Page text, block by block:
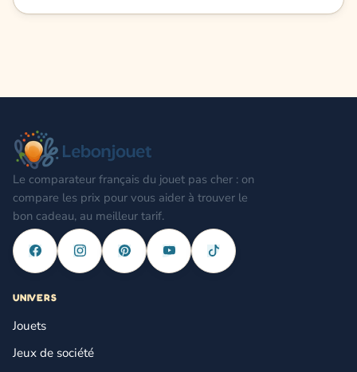
Le comparateur français du jouet pas cher : on
compare les prix pour vous aider à trouver le
bon cadeau, au meilleur tarif.
UNIVERS
Jouets
Jeux de société